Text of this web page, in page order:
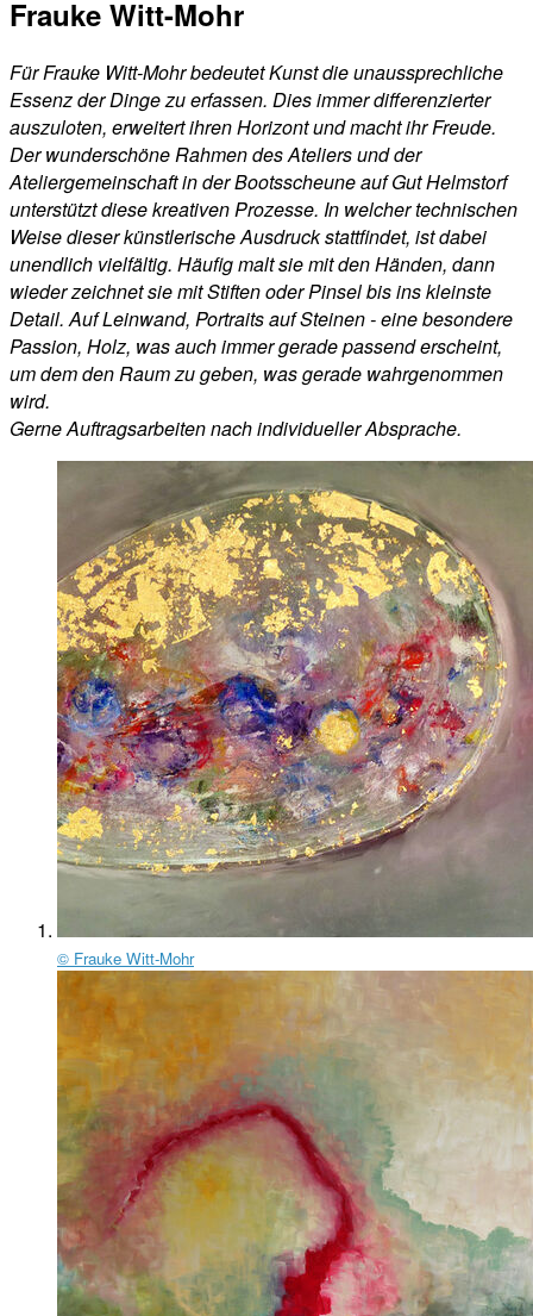
Frauke Witt-Mohr
Für Frauke Witt-Mohr bedeutet Kunst die unaussprechliche
Essenz der Dinge zu erfassen. Dies immer differenzierter
auszuloten, erweitert ihren Horizont und macht ihr Freude.
Der wunderschöne Rahmen des Ateliers und der
Ateliergemeinschaft in der Bootsscheune auf Gut Helmstorf
unterstützt diese kreativen Prozesse. In welcher technischen
Weise dieser künstlerische Ausdruck stattfindet, ist dabei
unendlich vielfältig. Häufig malt sie mit den Händen, dann
wieder zeichnet sie mit Stiften oder Pinsel bis ins kleinste
Detail. Auf Leinwand, Portraits auf Steinen - eine besondere
Passion, Holz, was auch immer gerade passend erscheint,
um dem den Raum zu geben, was gerade wahrgenommen
wird.
Gerne Auftragsarbeiten nach individueller Absprache.
© Frauke Witt-Mohr